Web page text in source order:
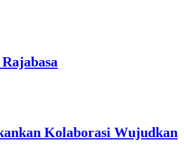
Kolaborasi Wujudkan